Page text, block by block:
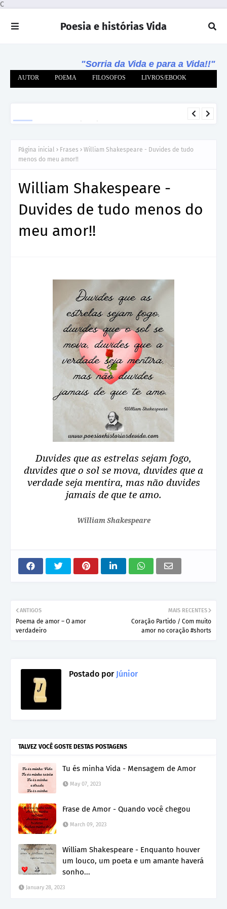
C
Poesia e histórias Vida
"Sorria da Vida e para a Vida!!"
AUTOR POEMA FILOSOFOS LIVROS/EBOOK
Página inicial Frases
William Shakespeare - Duvides de tudo
menos do meu amor!!
William Shakespeare -
Duvides de tudo menos do
meu amor!!
Duvides que as estrelas sejam fogo,
duvides que o sol se mova, duvides que a
verdade seja mentira, mas não duvides
jamais de que te amo.
William Shakespeare
MAIS RECENTES
Coração Partido / Com muito
amor no coração #shorts
ANTIGOS
Poema de amor – O amor
verdadeiro
Postado porJúnior
TALVEZ VOCÊ GOSTE DESTAS POSTAGENS
Tu és minha Vida - Mensagem de Amor
May 07, 2023
Frase de Amor - Quando você chegou
March 09, 2023
William Shakespeare - Enquanto houver
um louco, um poeta e um amante haverá
sonho...
January 28, 2023